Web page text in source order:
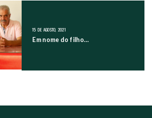
15 DE AGOSTO, 2021
Em nome do filho…